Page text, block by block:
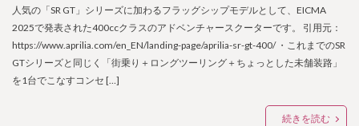
人気の「SR GT」シリーズに加わるフラッグシップモデルとして、EICMA
2025で発表された400ccクラスのアドベンチャースクーターです。 引用元：
https://www.aprilia.com/en_EN/landing-page/aprilia-sr-gt-400/ ・これまでのSR
GTシリーズと同じく「街乗り＋ロングツーリング＋ちょっとした未舗装路」
を1台でこなすコンセ […]
続きを読む